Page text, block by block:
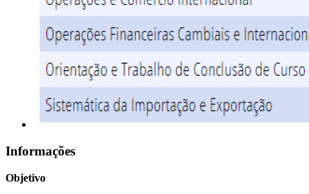
Informações
Objetivo